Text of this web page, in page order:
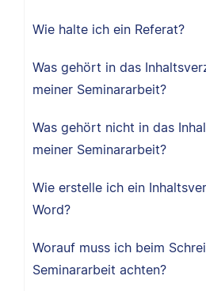
Wie halte ich ein Referat?
Was gehört in das
meiner Seminararbeit?
Was gehört nicht in das
meiner Seminararbeit?
Wie erstelle ich ein
Word?
Worauf muss ich beim
Seminararbeit achten?